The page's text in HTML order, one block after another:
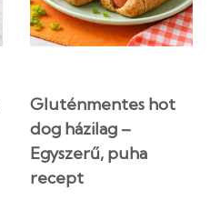
Gluténmentes hot
dog házilag –
Egyszerű, puha
recept